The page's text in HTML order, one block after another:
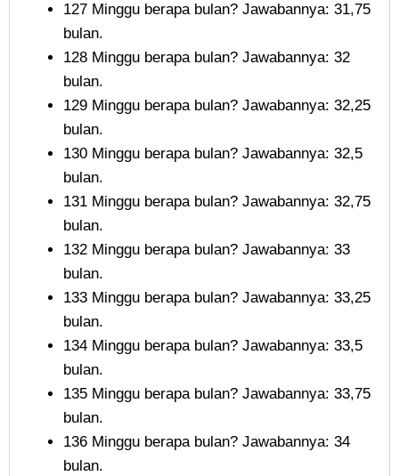
127 Minggu berapa bulan? Jawabannya: 31,75
bulan.
128 Minggu berapa bulan? Jawabannya: 32
bulan.
129 Minggu berapa bulan? Jawabannya: 32,25
bulan.
130 Minggu berapa bulan? Jawabannya: 32,5
bulan.
131 Minggu berapa bulan? Jawabannya: 32,75
bulan.
132 Minggu berapa bulan? Jawabannya: 33
bulan.
133 Minggu berapa bulan? Jawabannya: 33,25
bulan.
134 Minggu berapa bulan? Jawabannya: 33,5
bulan.
135 Minggu berapa bulan? Jawabannya: 33,75
bulan.
136 Minggu berapa bulan? Jawabannya: 34
bulan.